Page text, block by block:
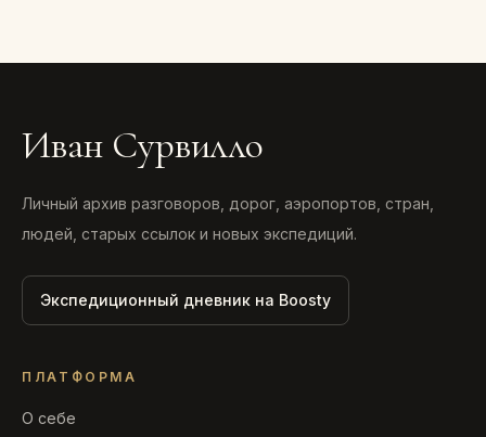
Иван Сурвилло
Личный архив разговоров, дорог, аэропортов, стран,
людей, старых ссылок и новых экспедиций.
Экспедиционный дневник на Boosty
ПЛАТФОРМА
О себе